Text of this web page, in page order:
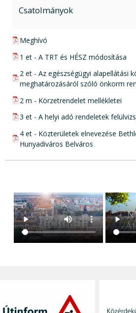
Csatolmányok
pdf csatolmány:
Meghívó
pdf csatolmány:
1 et - A TRT és HÉSZ módosítása
pdf csatolmány:
2 et - Az egészségügyi alapellátási
meghatározásáról szóló önkorm
pdf csatolmány:
2 m - Körzetrendelet mellékletei
pdf csatolmány:
3 et - A helyi adó rendeletek
pdf csatolmány:
4 et - Közterületek elnevezése
Hunyadiváros Belváros